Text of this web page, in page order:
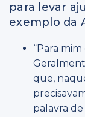
para levar
exemplo da
“Para
que,
palavra